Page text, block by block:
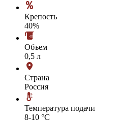
Крепость
40%
Объем
0,5 л
Страна
Россия
Температура подачи
8-10 °С